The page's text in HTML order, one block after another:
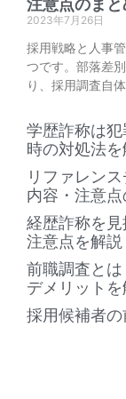
注意点のまと
2023年7月26日
採用戦略と人事
つです。部落差
り、採用調査自
学歴詐称は
時の対処法を
リファレン
内容・注意
経歴詐称を
注意点を解説
前職調査とは
デメリットを
採用候補者